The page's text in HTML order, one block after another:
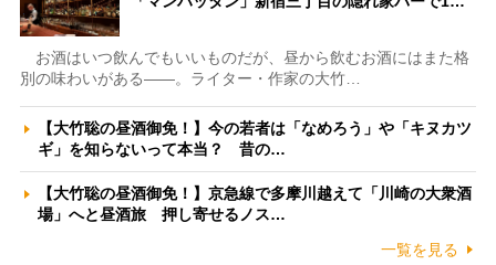
お酒はいつ飲んでもいいものだが、昼から飲むお酒にはまた格
別の味わいがある――。ライター・作家の大竹…
【大竹聡の昼酒御免！】今の若者は「なめろう」や「キヌカツ
ギ」を知らないって本当？ 昔の…
【大竹聡の昼酒御免！】京急線で多摩川越えて「川崎の大衆酒
場」へと昼酒旅 押し寄せるノス…
一覧を見る